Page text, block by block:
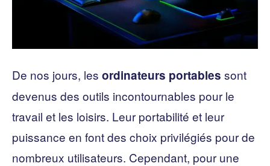
De nos jours, les ordinateurs portables sont
devenus des outils incontournables pour le
travail et les loisirs. Leur portabilité et leur
puissance en font des choix privilégiés pour de
nombreux utilisateurs. Cependant, pour une